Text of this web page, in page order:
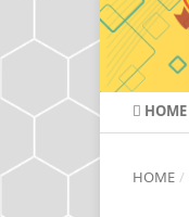
HOME
HOME /